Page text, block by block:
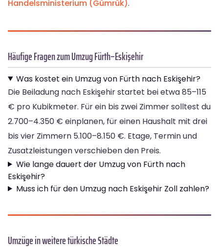
Handelsministerium (Gümrük).
Häufige Fragen zum Umzug Fürth–Eskişehir
Was kostet ein Umzug von Fürth nach Eskişehir?
Die Beiladung nach Eskişehir startet bei etwa 85–115
€ pro Kubikmeter. Für ein bis zwei Zimmer solltest du
2.700–4.350 € einplanen, für einen Haushalt mit drei
bis vier Zimmern 5.100–8.150 €. Etage, Termin und
Zusatzleistungen verschieben den Preis.
Wie lange dauert der Umzug von Fürth nach
Eskişehir?
Muss ich für den Umzug nach Eskişehir Zoll zahlen?
Umzüge in weitere türkische Städte